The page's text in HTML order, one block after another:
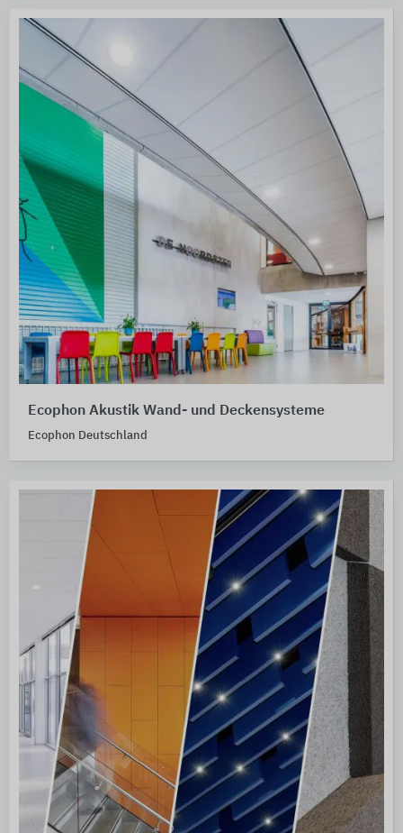
Ecophon Akustik Wand- und Deckensysteme
Ecophon Deutschland